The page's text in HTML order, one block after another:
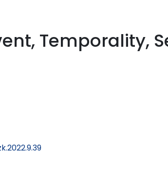
Temporality,